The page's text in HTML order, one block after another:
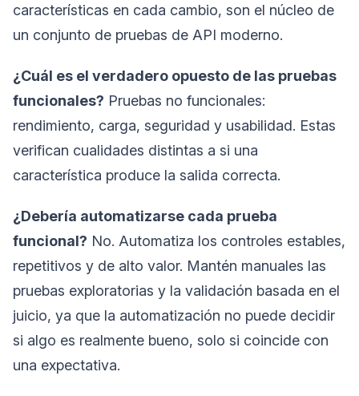
características en cada cambio, son el núcleo de
un conjunto de pruebas de API moderno.
¿Cuál es el verdadero opuesto de las pruebas
funcionales? Pruebas no funcionales:
rendimiento, carga, seguridad y usabilidad. Estas
verifican cualidades distintas a si una
característica produce la salida correcta.
¿Debería automatizarse cada prueba
funcional? No. Automatiza los controles estables,
repetitivos y de alto valor. Mantén manuales las
pruebas exploratorias y la validación basada en el
juicio, ya que la automatización no puede decidir
si algo es realmente bueno, solo si coincide con
una expectativa.